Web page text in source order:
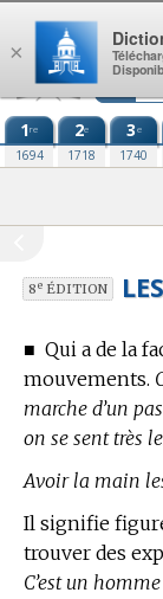
Aller au contenu
1re
1694
2e
1718
3e
1740
8eÉDITION
■ Qui a de la
mouvements.
marche d’un
on se sent très
Avoir la main
Il signifie
trouver des
C’est un
×